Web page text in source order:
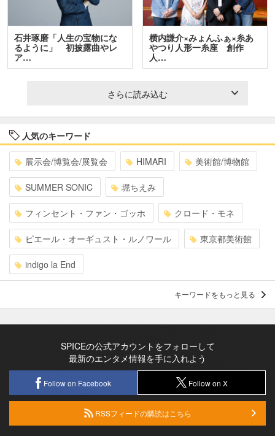
石井琢磨「人生の宝物にな
るように」 初披露曲やレ
ア…
横内謙介×みょんふぁ×糸あ
やつり人形一糸座 創作
人…
さらに読み込む
人気のキーワード
展示会/博覧会/展覧会 HIMARI 美術館/博物館
SUMMER SONIC 堀ちえみ
フィンセント・ファン・ゴッホ クロード・モネ
ピエール・オーギュスト・ルノワール 東京都美術館
indigo la End
キーワードをもっと見る
SPICEの公式アカウントをフォローして
最新のエンタメ情報を手に入れよう
Follow on Facebook Follow on X
RSSフィードの購読はこちら